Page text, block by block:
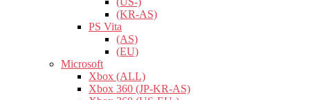
(KR-AS)
PS Vita
(AS)
(EU)
Microsoft
Xbox (ALL)
Xbox 360 (JP-KR-AS)